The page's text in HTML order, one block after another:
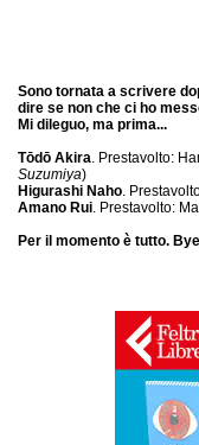
Sono tornata a scrivere
dire se non che ci ho
Mi dileguo, ma prima...
Tōdō Akira. Prestavolto:
Suzumiya)
Higurashi Naho.
Amano Rui. Prestavolto:
Per il momento è tutto.